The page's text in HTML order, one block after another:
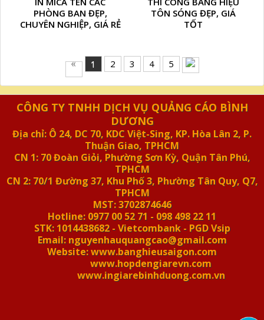
PHÒNG BAN ĐẸP,
CHUYÊN NGHIỆP, GIÁ RẺ
TÔN SÓNG ĐẸP, GIÁ
TỐT
1 2 3 4 5
CÔNG TY TNHH DỊCH VỤ QUẢNG CÁO BÌNH
DƯƠNG
Địa chỉ: Ô 24, DC 70, KDC Việt-Sing, KP. Hòa Lân 2, P.
Thuận Giao, TPHCM
CN 1: 70 Đoàn Giỏi, Phường Sơn Kỳ, Quận Tân Phú,
TPHCM
CN 2: 70/1 Đường 37, Khu Phố 3, Phường Tân Quy, Q7,
TPHCM
MST: 3702874646
Hotline: 0977 00 52 71 - 098 498 22 11
STK: 1014438682 - Vietcombank - PGD Vsip
Email: nguyenhauquangcao@gmail.com
Website: www.banghieusaigon.com
www.hopdengiarevn.com
www.ingiarebinhduong.com.vn